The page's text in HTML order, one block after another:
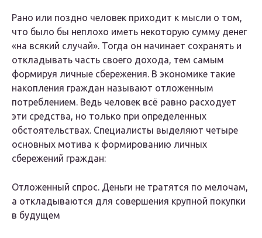
Рано или поздно человек приходит к мысли о том,
что было бы неплохо иметь некоторую сумму денег
«на всякий случай». Тогда он начинает сохранять и
откладывать часть своего дохода, тем самым
формируя личные сбережения. В экономике такие
накопления граждан называют отложенным
потреблением. Ведь человек всё равно расходует
эти средства, но только при определенных
обстоятельствах. Специалисты выделяют четыре
основных мотива к формированию личных
сбережений граждан:
Отложенный спрос. Деньги не тратятся по мелочам,
а откладываются для совершения крупной покупки
в будущем